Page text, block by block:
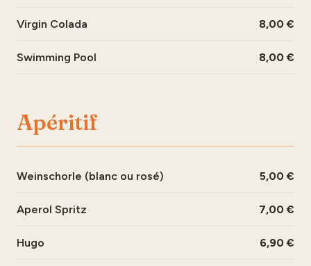
Virgin Colada 8,00
Swimming Pool 8,00
Apéritif
Weinschorle (blanc ou rosé) 5,00
Aperol Spritz 7,00
Hugo 6,90